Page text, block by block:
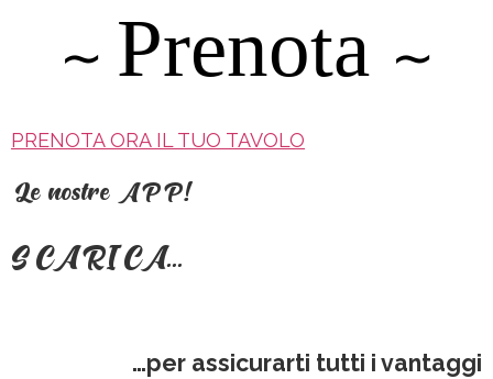
∼ Prenota ∼
PRENOTA ORA IL TUO TAVOLO
Le nostre APP!
SCARICA...
…per assicurarti tutti i vantaggi